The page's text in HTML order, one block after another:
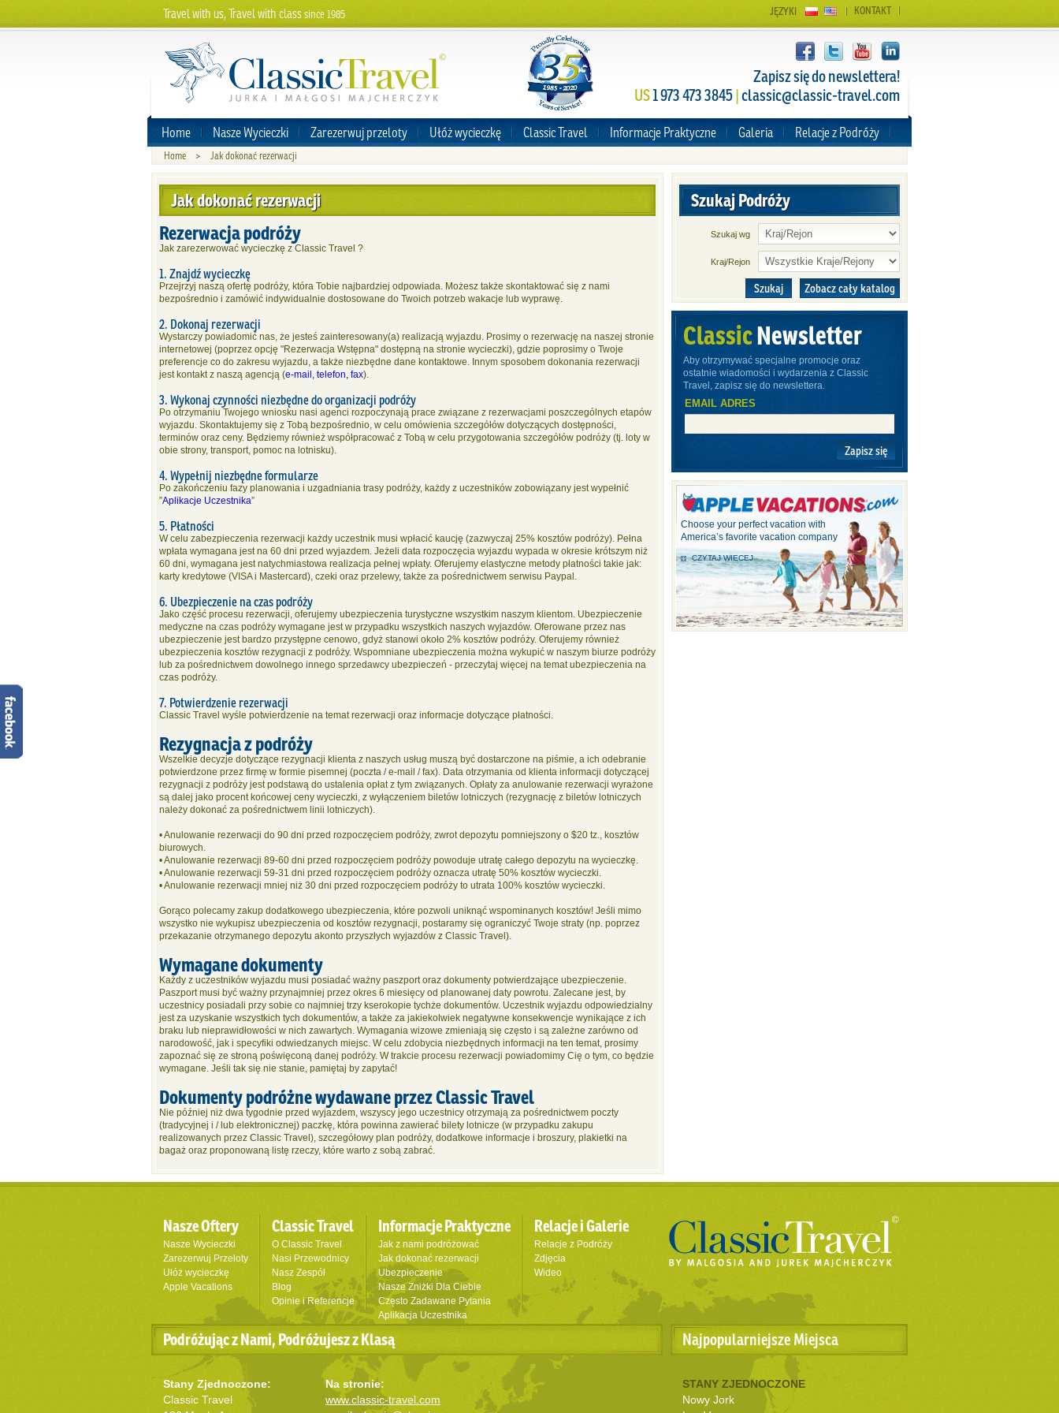
Travel with us, Travel with classsince 1985 KONTAKT
JĘZYKI
Zapisz się do newslettera!
US1 973 473 3845|classic@classic-travel.com
Home Nasze Wycieczki Zarezerwuj przeloty Ułóż wycieczkę Classic Travel Informacje Praktyczne Galeria Relacje z Podróży
Home > Jak dokonać rezerwacji
Jak dokonać rezerwacji
Rezerwacja podróży
Jak zarezerwować wycieczkę z Classic Travel ?
1. Znajdź wycieczkę
Przejrzyj naszą ofertę podróży, która Tobie najbardziej odpowiada. Możesz także skontaktować się z nami
bezpośrednio i zamówić indywidualnie dostosowane do Twoich potrzeb wakacje lub wyprawę.
2. Dokonaj rezerwacji
Wystarczy powiadomić nas, że jesteś zainteresowany(a) realizacją wyjazdu. Prosimy o rezerwację na naszej stronie
internetowej (poprzez opcję "Rezerwacja Wstępna" dostępną na stronie wycieczki), gdzie poprosimy o Twoje
preferencje co do zakresu wyjazdu, a także niezbędne dane kontaktowe. Innym sposobem dokonania rezerwacji
jest kontakt z naszą agencją (e-mail, telefon, fax).
3. Wykonaj czynności niezbędne do organizacji podróży
Po otrzymaniu Twojego wniosku nasi agenci rozpoczynają prace związane z rezerwacjami poszczególnych etapów
wyjazdu. Skontaktujemy się z Tobą bezpośrednio, w celu omówienia szczegółów dotyczących dostępności,
terminów oraz ceny. Będziemy również współpracować z Tobą w celu przygotowania szczegółów podróży (tj. loty w
obie strony, transport, pomoc na lotnisku).
4. Wypełnij niezbędne formularze
Po zakończeniu fazy planowania i uzgadniania trasy podróży, każdy z uczestników zobowiązany jest wypełnić
”Aplikacje Uczestnika”
5. Płatności
W celu zabezpieczenia rezerwacji każdy uczestnik musi wpłacić kaucję (zazwyczaj 25% kosztów podróży). Pełna
wpłata wymagana jest na 60 dni przed wyjazdem. Jeżeli data rozpoczęcia wyjazdu wypada w okresie krótszym niż
60 dni, wymagana jest natychmiastowa realizacja pełnej wpłaty. Oferujemy elastyczne metody płatności takie jak:
karty kredytowe (VISA i Mastercard), czeki oraz przelewy, także za pośrednictwem serwisu Paypal.
6. Ubezpieczenie na czas podróży
Jako część procesu rezerwacji, oferujemy ubezpieczenia turystyczne wszystkim naszym klientom. Ubezpieczenie
medyczne na czas podróży wymagane jest w przypadku wszystkich naszych wyjazdów. Oferowane przez nas
ubezpieczenie jest bardzo przystępne cenowo, gdyż stanowi około 2% kosztów podróży. Oferujemy również
ubezpieczenia kosztów rezygnacji z podróży. Wspomniane ubezpieczenia można wykupić w naszym biurze podróży
lub za pośrednictwem dowolnego innego sprzedawcy ubezpieczeń - przeczytaj więcej na temat ubezpieczenia na
czas podróży.
7. Potwierdzenie rezerwacji
Classic Travel wyśle potwierdzenie na temat rezerwacji oraz informacje dotyczące płatności.
Rezygnacja z podróży
Wszelkie decyzje dotyczące rezygnacji klienta z naszych usług muszą być dostarczone na piśmie, a ich odebranie
potwierdzone przez firmę w formie pisemnej (poczta / e-mail / fax). Data otrzymania od klienta informacji dotyczącej
rezygnacji z podróży jest podstawą do ustalenia opłat z tym związanych. Opłaty za anulowanie rezerwacji wyrażone
są dalej jako procent końcowej ceny wycieczki, z wyłączeniem biletów lotniczych (rezygnację z biletów lotniczych
należy dokonać za pośrednictwem linii lotniczych).
• Anulowanie rezerwacji do 90 dni przed rozpoczęciem podróży, zwrot depozytu pomniejszony o $20 tz., kosztów
biurowych.
• Anulowanie rezerwacji 89-60 dni przed rozpoczęciem podróży powoduje utratę całego depozytu na wycieczkę.
• Anulowanie rezerwacji 59-31 dni przed rozpoczęciem podróży oznacza utratę 50% kosztów wycieczki.
• Anulowanie rezerwacji mniej niż 30 dni przed rozpoczęciem podróży to utrata 100% kosztów wycieczki.
Gorąco polecamy zakup dodatkowego ubezpieczenia, które pozwoli uniknąć wspominanych kosztów! Jeśli mimo
wszystko nie wykupisz ubezpieczenia od kosztów rezygnacji, postaramy się ograniczyć Twoje straty (np. poprzez
przekazanie otrzymanego depozytu akonto przyszłych wyjazdów z Classic Travel).
Wymagane dokumenty
Każdy z uczestników wyjazdu musi posiadać ważny paszport oraz dokumenty potwierdzające ubezpieczenie.
Paszport musi być ważny przynajmniej przez okres 6 miesięcy od planowanej daty powrotu. Zalecane jest, by
uczestnicy posiadali przy sobie co najmniej trzy kserokopie tychże dokumentów. Uczestnik wyjazdu odpowiedzialny
jest za uzyskanie wszystkich tych dokumentów, a także za jakiekolwiek negatywne konsekwencje wynikające z ich
braku lub nieprawidłowości w nich zawartych. Wymagania wizowe zmieniają się często i są zależne zarówno od
narodowość, jak i specyfiki odwiedzanych miejsc. W celu zdobycia niezbędnych informacji na ten temat, prosimy
zapoznać się ze stroną poświęconą danej podróży. W trakcie procesu rezerwacji powiadomimy Cię o tym, co będzie
wymagane. Jeśli tak się nie stanie, pamiętaj by zapytać!
Dokumenty podróżne wydawane przez Classic Travel
Nie później niż dwa tygodnie przed wyjazdem, wszyscy jego uczestnicy otrzymają za pośrednictwem poczty
(tradycyjnej i / lub elektronicznej) paczkę, która powinna zawierać bilety lotnicze (w przypadku zakupu
realizowanych przez Classic Travel), szczegółowy plan podróży, dodatkowe informacje i broszury, plakietki na
bagaż oraz proponowaną listę rzeczy, które warto z sobą zabrać.
Szukaj Podróży
Szukaj wg
Kraj/Rejon
Zobacz cały katalog
Szukaj
ClassicNewsletter
Aby otrzymywać specjalne promocje oraz
ostatnie wiadomości i wydarzenia z Classic
Travel, zapisz się do newslettera.
EMAIL ADRES
Zapisz się
Choose your perfect vacation with
America’s favorite vacation company
CZYTAJ WIECEJ
Nasze Oftery
Nasze Wycieczki
Zarezerwuj Przeloty
Ułóż wycieczkę
Apple Vacations
Classic Travel
O Classic Travel
Nasi Przewodnicy
Nasz Zespół
Blog
Opinie i Referencje
Informacje Praktyczne
Jak z nami podróżować
Jak dokonać rezerwacji
Ubezpieczenie
Nasze Zniżki Dla Ciebie
Często Zadawane Pytania
Aplikacja Uczestnika
Relacje i Galerie
Relacje z Podróży
Zdjęcia
Wideo
Podróżując z Nami, Podróżujesz z Klasą
Stany Zjednoczone:
Classic Travel
Na stronie:
www.classic-travel.com
Najpopularniejsze Miejsca
STANY ZJEDNOCZONE
Nowy Jork